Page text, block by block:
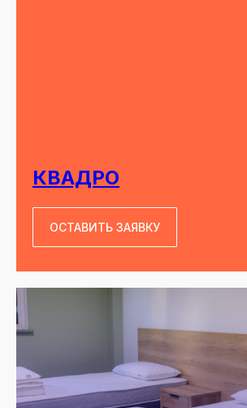
КВАДРО
ОСТАВИТЬ ЗАЯВКУ